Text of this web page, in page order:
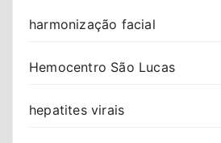
harmonização facial
Hemocentro São Lucas
hepatites virais